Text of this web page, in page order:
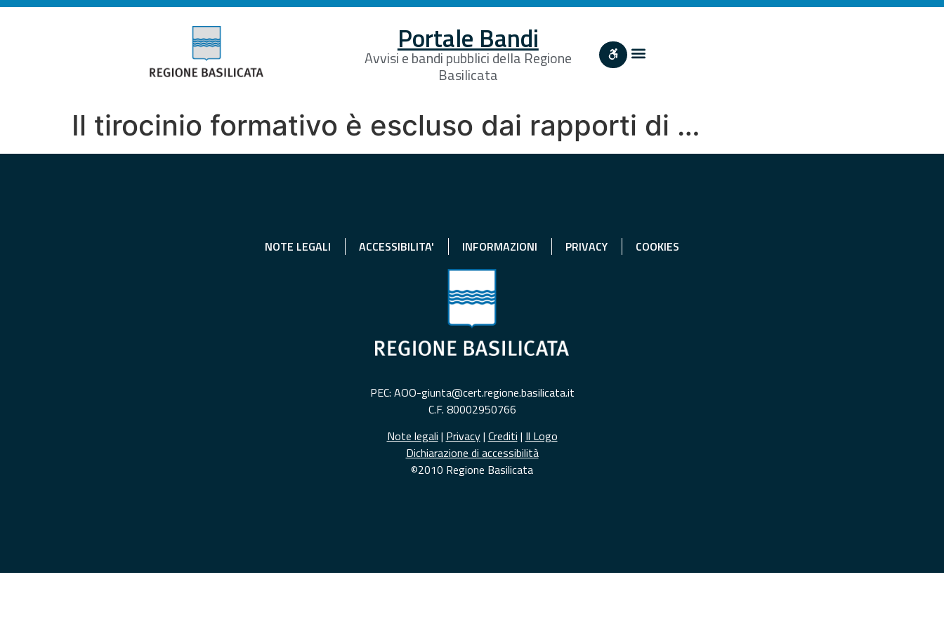
Portale Bandi
Avvisi e bandi pubblici della Regione
Basilicata
Il tirocinio formativo è escluso dai rapporti di …
NOTE LEGALI ACCESSIBILITA' INFORMAZIONI PRIVACY COOKIES
PEC: AOO-giunta@cert.regione.basilicata.it
C.F. 80002950766
Note legali | Privacy| Crediti | Il Logo
Dichiarazione di accessibilità
©2010 Regione Basilicata